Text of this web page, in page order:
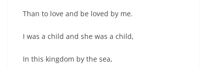
Than to love and be loved by me.
I was a child and she was a child,
In this kingdom by the sea,